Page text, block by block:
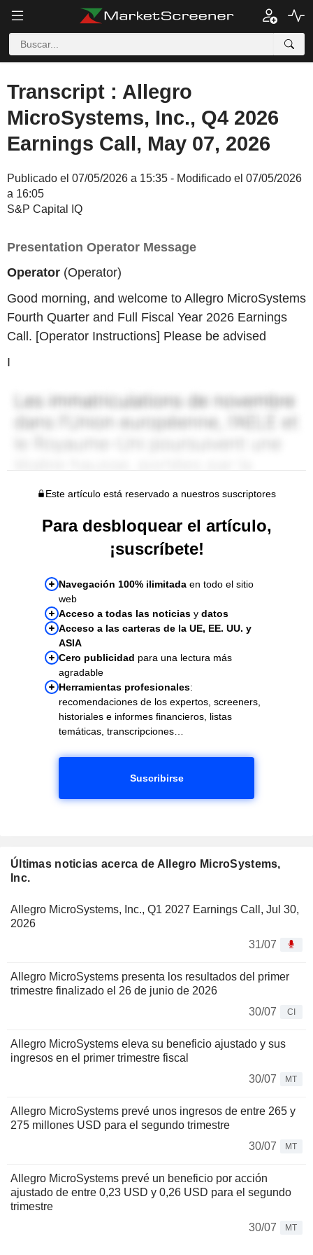
Transcript : Allegro
MicroSystems, Inc., Q4 2026
Earnings Call, May 07, 2026
Publicado el 07/05/2026 a 15:35 - Modificado el 07/05/2026
a 16:05
S&P Capital IQ
Presentation Operator Message
Operator (Operator)
Good morning, and welcome to Allegro MicroSystems
Fourth Quarter and Full Fiscal Year 2026 Earnings
Call. [Operator Instructions] Please be advised
I
Este artículo está reservado a nuestros suscriptores
Para desbloquear el artículo,
¡suscríbete!
Navegación 100% ilimitada en todo el sitio
web
Acceso a todas las noticias y datos
Acceso a las carteras de la UE, EE. UU. y
ASIA
Cero publicidad para una lectura más
agradable
Herramientas profesionales:
recomendaciones de los expertos, screeners,
historiales e informes financieros, listas
temáticas, transcripciones…
Suscribirse
Últimas noticias acerca de Allegro MicroSystems,
Inc.
Allegro MicroSystems, Inc., Q1 2027 Earnings Call, Jul 30,
2026
31/07
Allegro MicroSystems presenta los resultados del primer
trimestre finalizado el 26 de junio de 2026
30/07
CI
Allegro MicroSystems eleva su beneficio ajustado y sus
ingresos en el primer trimestre fiscal
30/07
MT
Allegro MicroSystems prevé unos ingresos de entre 265 y
275 millones USD para el segundo trimestre
30/07
MT
Allegro MicroSystems prevé un beneficio por acción
ajustado de entre 0,23 USD y 0,26 USD para el segundo
trimestre
30/07
MT